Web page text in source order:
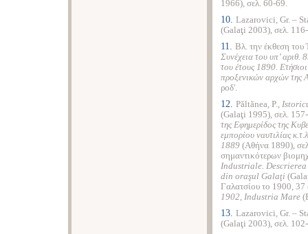
1966), σελ. 60-69.
10. Lazarovici, Gr. –
(Galaţi 2003), σελ.
11. Βλ. την έκθεση του
Συνέχεια του υπ’ αριθ.
του έτους 1890.
προξενικών αρχών της
ροδ'.
12. Păltănea, P.,
(Galaţi 1995), σελ.
της Εφημερίδος της
εμπορίου ναυτιλίας κ.τ.λ
1889 (Αθήνα 1890),
σημαντικότερων
Industriale.
din oraşul Galaţi
Γαλατσίου το 1900, 37
1902, Industria Mare
13. Lazarovici, Gr. –
(Galaţi 2003), σελ.